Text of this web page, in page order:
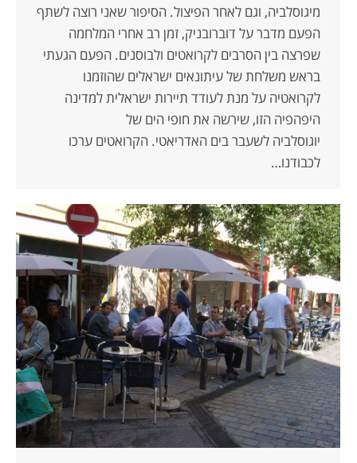
מיגוסלביה, וגם לאחר הפיצול. הסיפור שאני רוצה לשתף
הפעם מדבר על דוברובניק, זמן רב אחרי המלחמה
שפרצה בין הסרבים לקרואטים ולבוסנים. הפעם הגעתי
בראש משלחת של עיתונאים ישראלים שהוזמנו
לקרואטיה על מנת לעודד תיירות ישראלית למדינה
היפהפיה הזו, שירשה את חופי הים של
יוגוסלביה לשעבר בים האדריאטי. הקרואטים ערכו
לכבודנו…